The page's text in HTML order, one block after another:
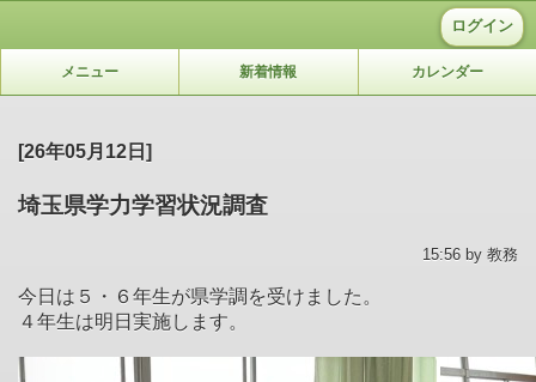
ログイン
メニュー 新着情報 カレンダー
[26年05月12日]
埼玉県学力学習状況調査
15:56 by 教務
今日は５・６年生が県学調を受けました。
４年生は明日実施します。